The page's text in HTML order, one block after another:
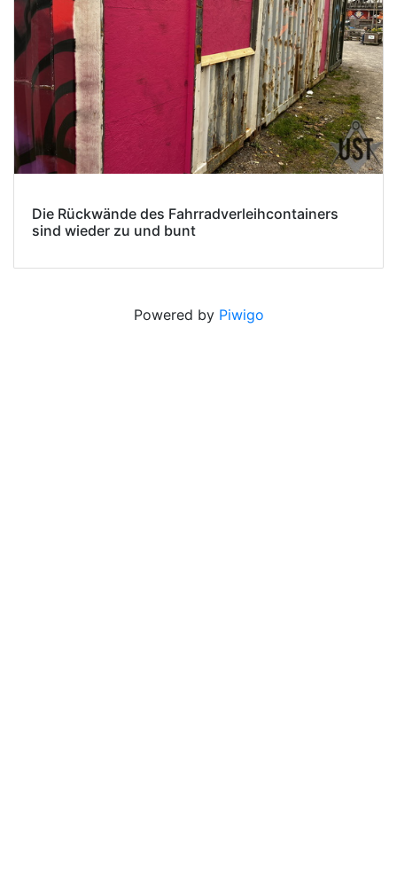
Die Rückwände des Fahrradverleihcontainers
sind wieder zu und bunt
Powered by Piwigo